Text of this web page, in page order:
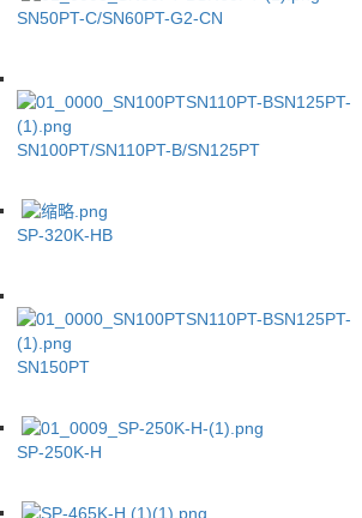
SN50PT-C/SN60PT-G2-CN
SN100PT/SN110PT-B/SN125PT
SP-320K-HB
SN150PT
SP-250K-H